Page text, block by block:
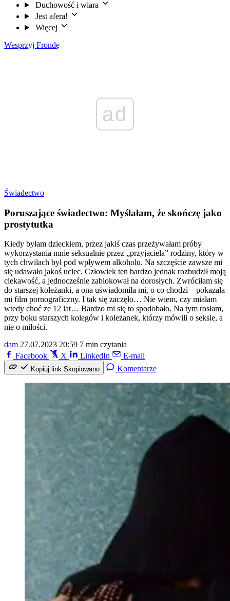
Duchowość i wiara
Jest afera!
Więcej
Wesprzyj Frondę
ad
Świadectwo
Poruszające świadectwo: Myślałam, że skończę jako
prostytutka
Kiedy byłam dzieckiem, przez jakiś czas przeżywałam próby
wykorzystania mnie seksualnie przez „przyjaciela” rodziny, który w
tych chwilach był pod wpływem alkoholu. Na szczęście zawsze mi
się udawało jakoś uciec. Człowiek ten bardzo jednak rozbudził moją
ciekawość, a jednocześnie zablokował na dorosłych. Zwróciłam się
do starszej koleżanki, a ona uświadomiła mi, o co chodzi – pokazała
mi film pornograficzny. I tak się zaczęło… Nie wiem, czy miałam
wtedy choć ze 12 lat… Bardzo mi się to spodobało. Na tym rosłam,
przy boku starszych kolegów i koleżanek, którzy mówili o seksie, a
nie o miłości.
dam 27.07.2023 20:59 7 min czytania
Facebook
X LinkedIn E-mail
Kopiuj link Skopiowano Komentarze